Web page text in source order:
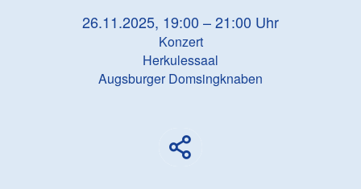
26.11.2025, 19:00 – 21:00 Uhr
Konzert
Herkulessaal
Augsburger Domsingknaben